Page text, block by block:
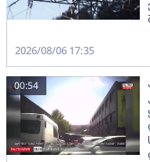
2026/08/06 17:35
00:54